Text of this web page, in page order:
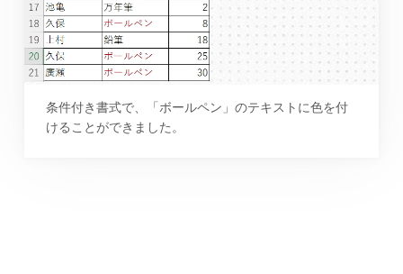
条件付き書式で、「ボールペン」のテキストに色を付
けることができました。